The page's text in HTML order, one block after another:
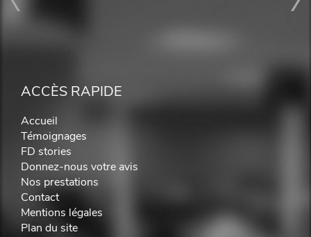
ACCÈS RAPIDE
Accueil
Témoignages
FD stories
Donnez-nous votre avis
Nos prestations
Contact
Mentions légales
Plan du site